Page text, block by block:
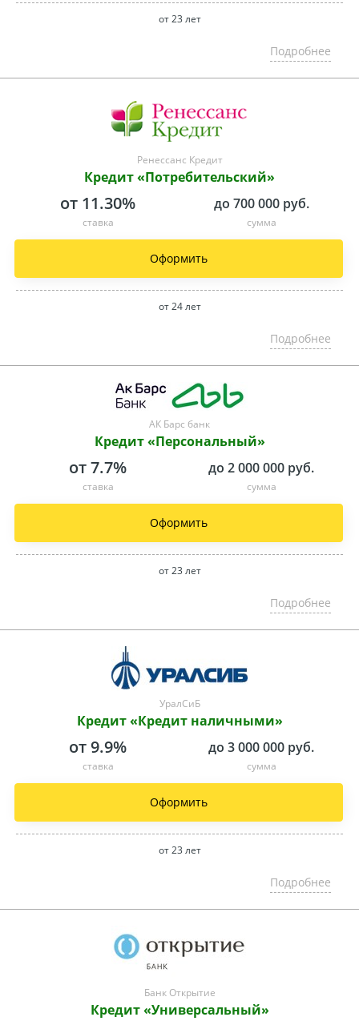
от 23 лет
Подробнее
Ренессанс Кредит
Кредит «Потребительский»
от 11.30%
ставка
до 700 000 руб.
сумма
Оформить
от 24 лет
Подробнее
АК Барс банк
Кредит «Персональный»
от 7.7%
ставка
до 2 000 000 руб.
сумма
Оформить
от 23 лет
Подробнее
УралСиБ
Кредит «Кредит наличными»
от 9.9%
ставка
до 3 000 000 руб.
сумма
Оформить
от 23 лет
Подробнее
Банк Открытие
Кредит «Универсальный»